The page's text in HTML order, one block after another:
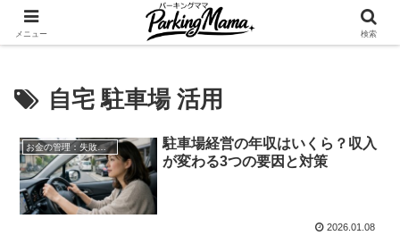
✨空き家・自宅の駐車場を貸してゆとりget🍵
自宅 駐車場 活用
お金の管理：失敗しない自宅駐車場貸し出し
駐車場経営の年収はいくら？収入
が変わる3つの要因と対策
2026.01.08
メニュー 検索